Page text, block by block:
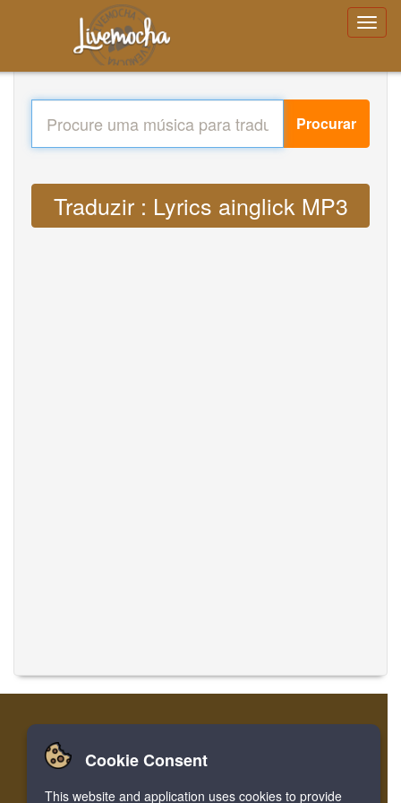
Procurar
Traduzir : Lyrics ainglick MP3
Início Entrar Cadastre-se
Cookie Consent
This website and application uses cookies to provide